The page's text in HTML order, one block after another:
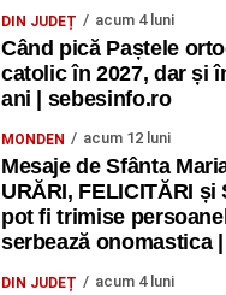
DIN JUDEȚ acum 4 luni
Când pică Paștele
catolic în 2027, dar și
ani | sebesinfo.ro
MONDEN acum 12 luni
Mesaje de Sfânta
URĂRI, FELICITĂRI și
pot fi trimise
serbează onomastica
DIN JUDEȚ acum 4 luni